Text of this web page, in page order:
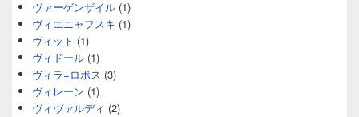
ヴァーゲンザイル (1)
ヴィエニャフスキ (1)
ヴィット (1)
ヴィドール (1)
ヴィラ=ロボス (3)
ヴィレーン (1)
ヴィヴァルディ (2)